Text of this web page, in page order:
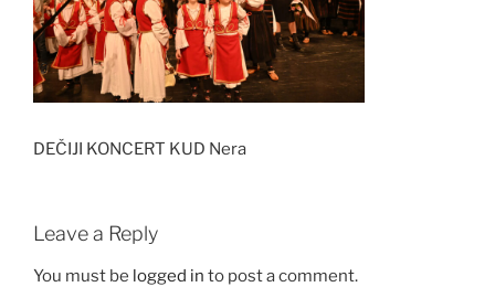
DEČIJI KONCERT KUD Nera
Leave a Reply
You must be logged in to post a comment.